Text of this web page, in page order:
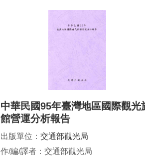
中華民國95年臺灣地區國際觀光
館營運分析報告
出版單位： 交通部觀光局
作/編/譯者：交通部觀光局